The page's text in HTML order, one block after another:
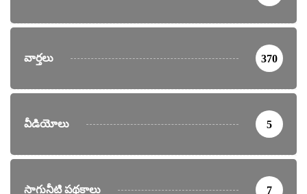
వార్తలు 370
వీడియోలు 5
సాగునీటి పథకాలు 7